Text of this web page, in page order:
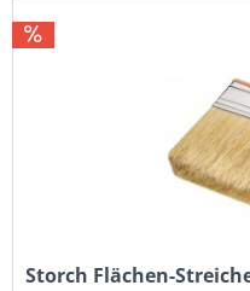
Storch Flächen-